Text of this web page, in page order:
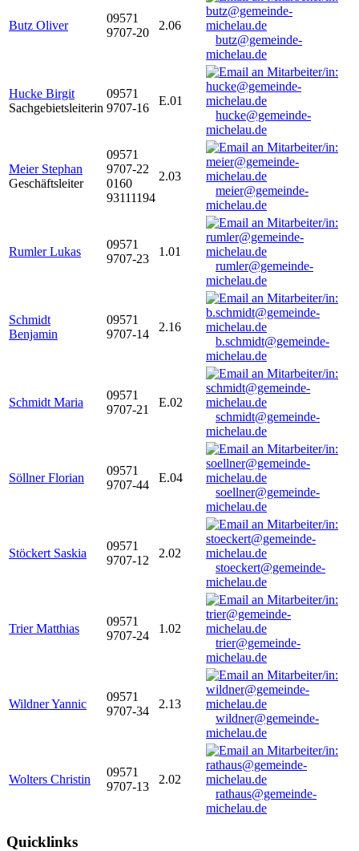
Butz Oliver
09571
9707-20
2.06
butz@gemeinde-
michelau.de
Hucke Birgit
Sachgebietsleiterin
09571
9707-16
E.01
hucke@gemeinde-
michelau.de
Meier Stephan
Geschäftsleiter
09571
9707-22
0160
93111194
2.03
meier@gemeinde-
michelau.de
Rumler Lukas
09571
9707-23
1.01
rumler@gemeinde-
michelau.de
Schmidt
Benjamin
09571
9707-14
2.16
b.schmidt@gemeinde-
michelau.de
Schmidt Maria
09571
9707-21
E.02
schmidt@gemeinde-
michelau.de
Söllner Florian
09571
9707-44
E.04
soellner@gemeinde-
michelau.de
Stöckert Saskia
09571
9707-12
2.02
stoeckert@gemeinde-
michelau.de
Trier Matthias
09571
9707-24
1.02
trier@gemeinde-
michelau.de
Wildner Yannic
09571
9707-34
2.13
wildner@gemeinde-
michelau.de
Wolters Christin
09571
9707-13
2.02
rathaus@gemeinde-
michelau.de
Quicklinks